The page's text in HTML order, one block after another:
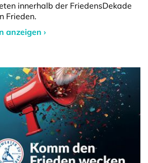
innerhalb der FriedensDekade
Frieden.
anzeigen ›